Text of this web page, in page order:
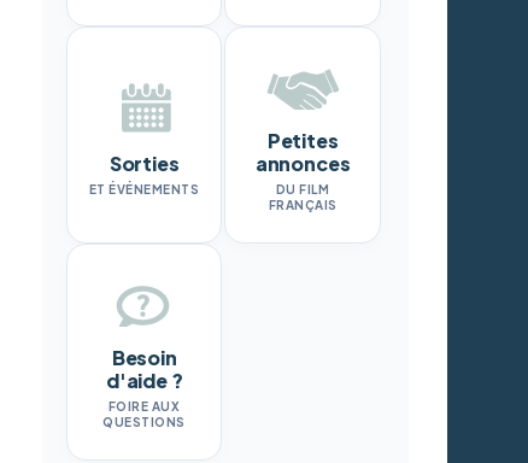
Sorties
ET ÉVÉNEMENTS
Petites
annonces
DU FILM
FRANÇAIS
Besoin
d'aide ?
FOIRE AUX
QUESTIONS